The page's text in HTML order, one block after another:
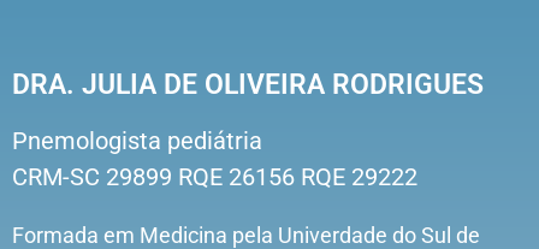
DRA. JULIA DE OLIVEIRA RODRIGUES
Pnemologista pediátria
CRM-SC 29899 RQE 26156 RQE 29222
Formada em Medicina pela Univerdade do Sul de